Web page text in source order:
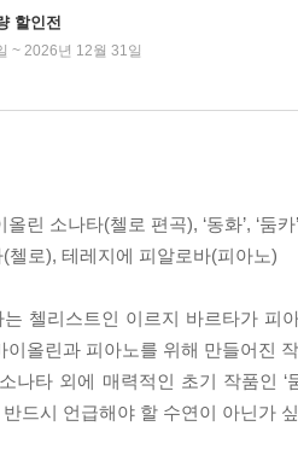
할인전
~ 2026년 12월 31일
린 소나타(첼로 편곡), ‘동화’, ‘둠카
첼로), 테레지에 피알로바(피아노)
는 첼리스트인 이르지 바르타가 피
이올린과 피아노를 위해 만들어진
나타 외에 매력적인 초기 작품인 ‘
드시 언급해야 할 수연이 아닌가